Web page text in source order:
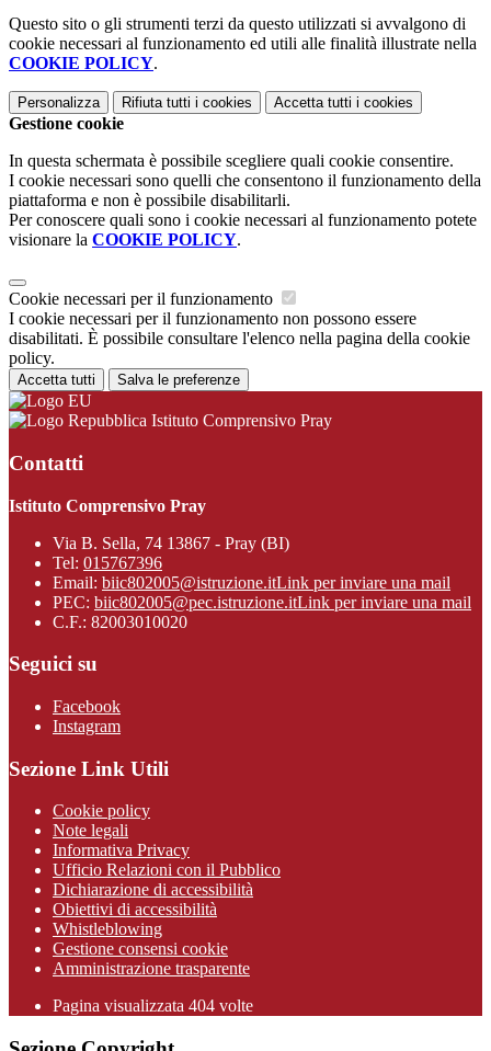
Questo sito o gli strumenti terzi da questo utilizzati si avvalgono di
cookie necessari al funzionamento ed utili alle finalità illustrate nella
COOKIE POLICY.
Personalizza Rifiuta tutti i cookies Accetta tutti i cookies
Gestione cookie
In questa schermata è possibile scegliere quali cookie consentire.
I cookie necessari sono quelli che consentono il funzionamento della
piattaforma e non è possibile disabilitarli.
Per conoscere quali sono i cookie necessari al funzionamento potete
visionare la COOKIE POLICY.
Cookie necessari per il funzionamento
I cookie necessari per il funzionamento non possono essere
disabilitati. È possibile consultare l'elenco nella pagina della cookie
policy.
Accetta tutti Salva le preferenze
Istituto Comprensivo Pray
Contatti
Istituto Comprensivo Pray
Via B. Sella, 74 13867 - Pray (BI)
Tel: 015767396
Email: biic802005@istruzione.itLink per inviare una mail
PEC: biic802005@pec.istruzione.itLink per inviare una mail
C.F.: 82003010020
Seguici su
Facebook
Instagram
Sezione Link Utili
Cookie policy
Note legali
Informativa Privacy
Ufficio Relazioni con il Pubblico
Dichiarazione di accessibilità
Obiettivi di accessibilità
Whistleblowing
Gestione consensi cookie
Amministrazione trasparente
Pagina visualizzata 404 volte